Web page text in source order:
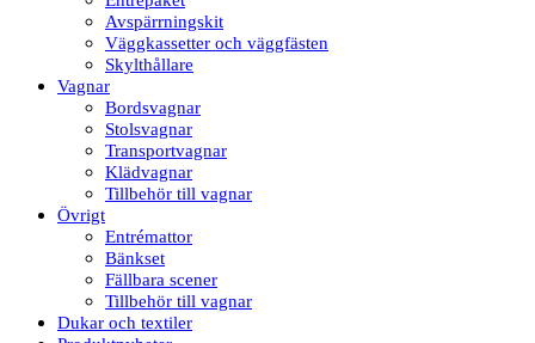
Avspärrningskit
Väggkassetter och väggfästen
Skylthållare
Vagnar
Bordsvagnar
Stolsvagnar
Transportvagnar
Klädvagnar
Tillbehör till vagnar
Övrigt
Entrémattor
Bänkset
Fällbara scener
Tillbehör till vagnar
Dukar och textiler